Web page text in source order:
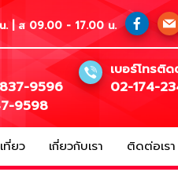
| ส 09.00 - 17.00 น.
9596
9598
เบอร์โทรติ
02-174-
ที่ยว เกี่ยวกับเรา
ติดต่อเรา